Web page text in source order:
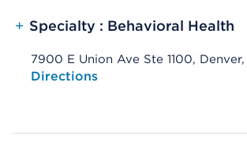
+ Specialty : Behavioral Health
7900 E Union Ave Ste 1100,
Opens native map application on
Directions